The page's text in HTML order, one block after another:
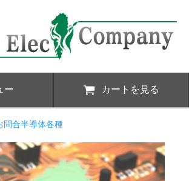
ー カートを見る
問合半導体各種